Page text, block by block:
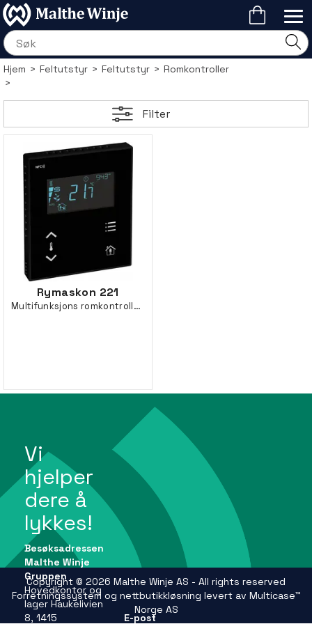
Hjem>Feltutstyr>Feltutstyr>Romkontroller
>
Filter
Rymaskon 221
Multifunksjons romkontroller, Modbus
Vi
hjelper
dere å
lykkes!
Besøksadressen
Malthe Winje
Gruppen
Hovedkontor og
lager Haukelivien
8, 1415
E-post
Copyright © 2026 Malthe Winje AS - All rights reserved
Forretningssystem og nettbutikkløsning levert av Multicase™
Norge AS